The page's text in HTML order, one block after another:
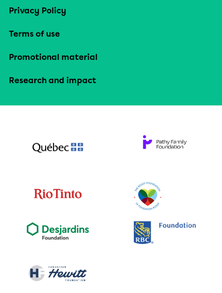
Privacy Policy
Terms of use
Promotional material
Research and impact